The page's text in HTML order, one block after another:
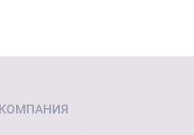
КОМПАНИЯ